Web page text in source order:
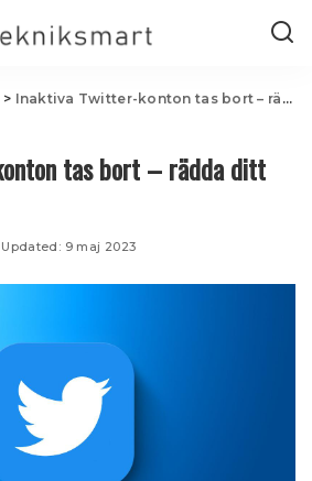
> Inaktiva Twitter-konton tas bort – rädda ditt konto
tas bort – rädda ditt
9 maj 2023